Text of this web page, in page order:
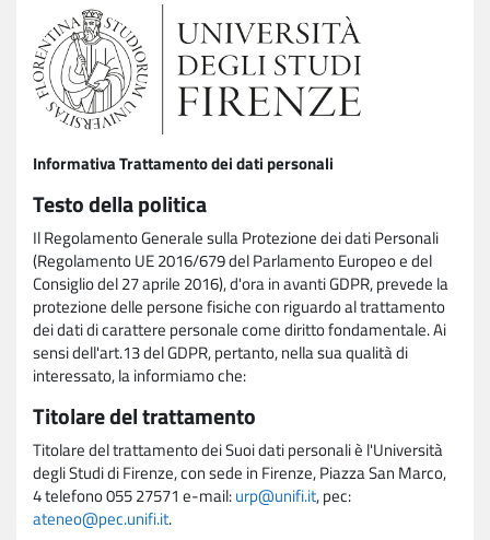
Informativa Trattamento dei dati personali
Testo della politica
Il Regolamento Generale sulla Protezione dei dati Personali
(Regolamento UE 2016/679 del Parlamento Europeo e del
Consiglio del 27 aprile 2016), d'ora in avanti GDPR, prevede la
protezione delle persone fisiche con riguardo al trattamento
dei dati di carattere personale come diritto fondamentale. Ai
sensi dell'art.13 del GDPR, pertanto, nella sua qualità di
interessato, la informiamo che:
Titolare del trattamento
Titolare del trattamento dei Suoi dati personali è l'Università
degli Studi di Firenze, con sede in Firenze, Piazza San Marco,
4 telefono 055 27571 e-mail:urp@unifi.it, pec:
ateneo@pec.unifi.it.